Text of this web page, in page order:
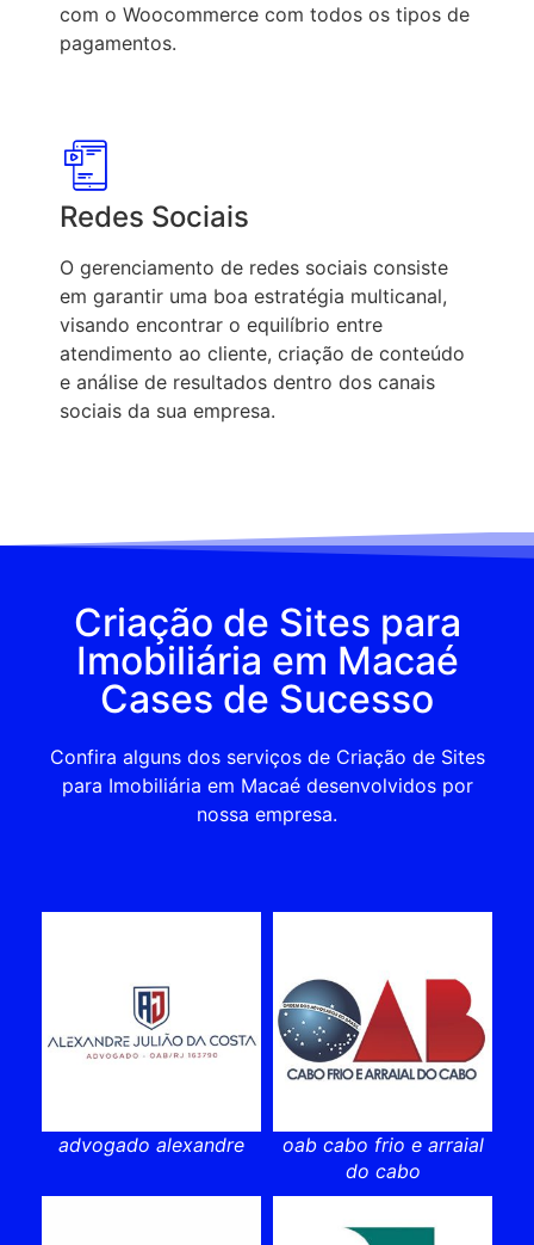
com o Woocommerce com todos os tipos de
pagamentos.
Redes Sociais
O gerenciamento de redes sociais consiste
em garantir uma boa estratégia multicanal,
visando encontrar o equilíbrio entre
atendimento ao cliente, criação de conteúdo
e análise de resultados dentro dos canais
sociais da sua empresa.
Criação de Sites para
Imobiliária em Macaé
Cases de Sucesso
Confira alguns dos serviços de Criação de Sites
para Imobiliária em Macaé desenvolvidos por
nossa empresa.
advogado alexandre
oab cabo frio e arraial
do cabo